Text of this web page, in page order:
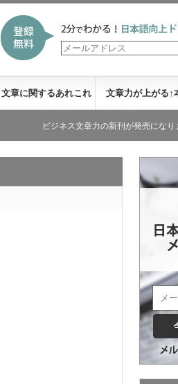
文章に関するあれこれ 文章力が上がる↑
ビジネス文章力の新刊が発売になりました